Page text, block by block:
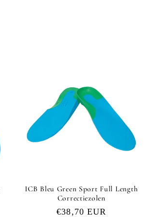
ICB Bleu Green Sport Full Length
Correctiezolen
Normale
€38,70 EUR